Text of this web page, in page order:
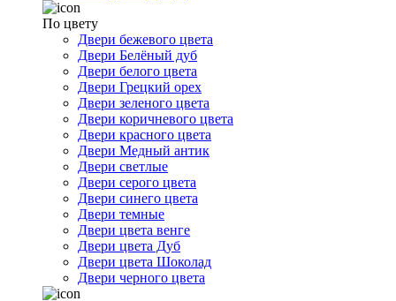
По цвету
Двери бежевого цвета
Двери Белёный дуб
Двери белого цвета
Двери Грецкий орех
Двери зеленого цвета
Двери коричневого цвета
Двери красного цвета
Двери Медный антик
Двери светлые
Двери серого цвета
Двери синего цвета
Двери темные
Двери цвета венге
Двери цвета Дуб
Двери цвета Шоколад
Двери черного цвета